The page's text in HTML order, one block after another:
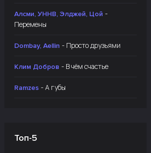
Алсми, УННВ, Элджей, Цой -
Перемены
Dombay, Aellin - Просто друзьями
Клим Добров - В чём счастье
Ramzes - А губы
Топ-5